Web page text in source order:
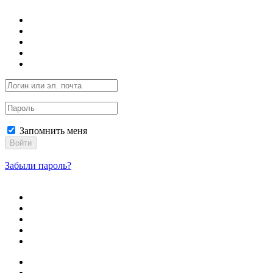
Запомнить меня
Войти
Забыли пароль?